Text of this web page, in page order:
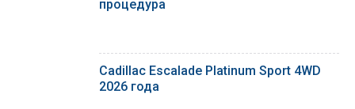
процедура
Cadillac Escalade Platinum Sport 4WD
2026 года